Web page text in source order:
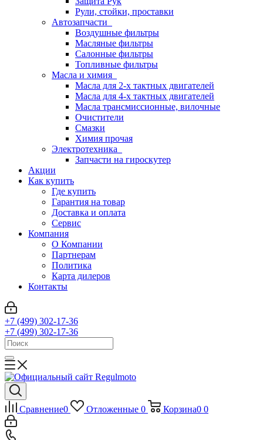
Рули, стойки, проставки
Автозапчасти
Воздушные фильтры
Масляные фильтры
Салонные фильтры
Топливные фильтры
Масла и химия
Масла для 2-х тактных двигателей
Масла для 4-х тактных двигателей
Масла трансмиссионные, вилочные
Очистители
Смазки
Химия прочая
Электротехника
Запчасти на гироскутер
Акции
Как купить
Где купить
Гарантия на товар
Доставка и оплата
Сервис
Компания
О Компании
Партнерам
Политика
Карта дилеров
Контакты
+7 (499) 302-17-36
+7 (499) 302-17-36
Сравнение0 Отложенные 0 Корзина0 0